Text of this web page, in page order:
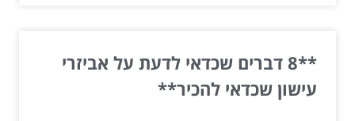
**8 דברים שכדאי לדעת על אביזרי
עישון שכדאי להכיר**